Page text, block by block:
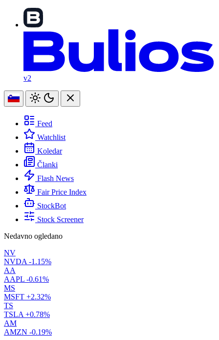
v2
Feed
Watchlist
Koledar
Članki
Flash News
Fair Price Index
StockBot
Stock Screener
Nedavno ogledano
NV
NVDA -1.15%
AA
AAPL -0.61%
MS
MSFT +2.32%
TS
TSLA +0.78%
AM
AMZN -0.19%